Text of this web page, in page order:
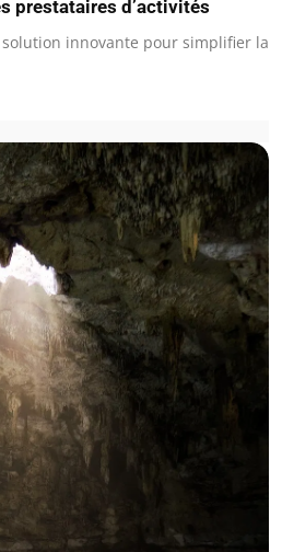
prestataires d’activités
solution innovante pour simplifier la